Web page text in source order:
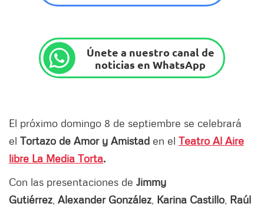
Únete a nuestro canal de
noticias en WhatsApp
El próximo domingo 8 de septiembre se celebrará
el Tortazo de Amor y Amistad en el Teatro Al Aire
libre La Media Torta.
Con las presentaciones de Jimmy
Gutiérrez Alexander González Karina Castillo Raúl